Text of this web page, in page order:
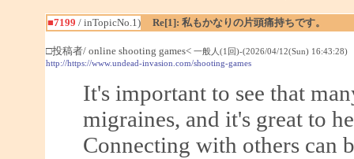
■7199 / inTopicNo.1) Re[1]: 私もかなりの片頭痛持ちです。
□投稿者/ online shooting games< 一般人(1回)-(2026/04/12(Sun) 16:43:28)
http://https://www.undead-invasion.com/shooting-games
It's important to see that
migraines, and it's great to
Connecting with others can